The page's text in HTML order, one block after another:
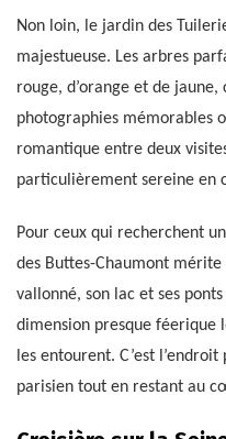
Non loin, le jardin des
majestueuse. Les arbres
rouge, d’orange et de
photographies mémorables
romantique entre deux
particulièrement sereine en
Pour ceux qui recherchent
des Buttes-Chaumont
vallonné, son lac et ses
dimension presque féerique
les entourent. C’est
parisien tout en restant au